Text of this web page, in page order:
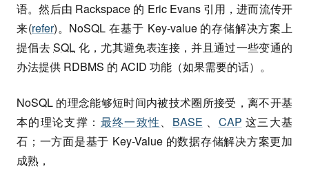
语。然后由 Rackspace 的 Eric Evans 引用，进而流传开
来(refer)。NoSQL 在基于 Key-value 的存储解决方案上
提倡去SQL 化，尤其避免表连接，并且通过一些变通的
办法提供 RDBMS 的 ACID 功能（如果需要的话）。
NoSQL 的理念能够短时间内被技术圈所接受，离不开基
本的理论支撑： 最终一致性、 BASE 、 CAP 这三大基
石；一方面是基于 Key-Value 的数据存储解决方案更加
成熟，